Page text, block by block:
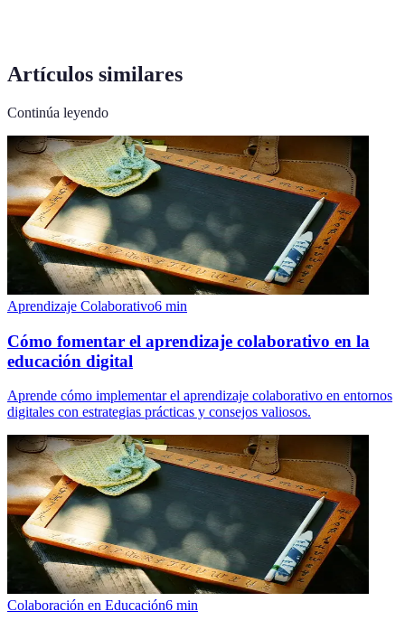
Artículos similares
Continúa leyendo
Aprendizaje Colaborativo6 min
Cómo fomentar el aprendizaje colaborativo en la
educación digital
Aprende cómo implementar el aprendizaje colaborativo en entornos
digitales con estrategias prácticas y consejos valiosos.
Colaboración en Educación6 min